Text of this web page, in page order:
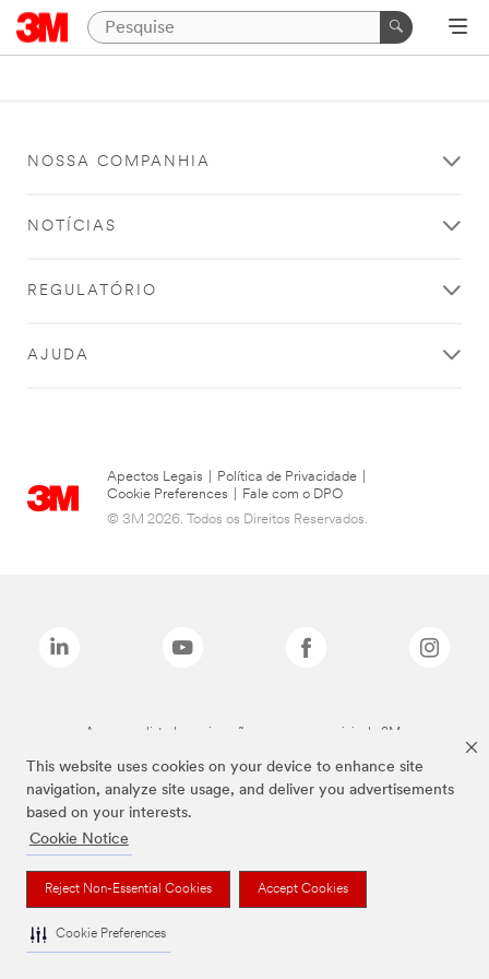
This website uses cookies on your device to enhance site
navigation, analyze site usage, and deliver you advertisements
based on your interests.
Cookie Notice
Reject Non-Essential Cookies Accept Cookies
Cookie Preferences
NOSSA COMPANHIA
NOTÍCIAS
REGULATÓRIO
AJUDA
Apectos Legais Política de Privacidade
Cookie Preferences
Fale com o DPO
© 3M 2026. Todos os Direitos Reservados.
As marcas listadas a cima são marcas comerciais da 3M.